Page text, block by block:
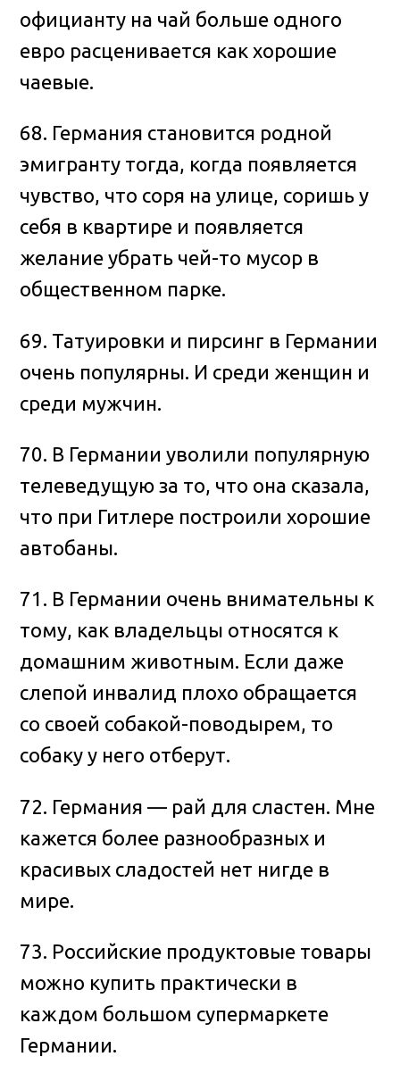
официанту на чай больше одного
евро расценивается как хорошие
чаевые.
68. Германия становится родной
эмигранту тогда, когда появляется
чувство, что соря на улице, соришь у
себя в квартире и появляется
желание убрать чей-то мусор в
общественном парке.
69. Татуировки и пирсинг в Германии
очень популярны. И среди женщин и
среди мужчин.
70. В Германии уволили популярную
телеведущую за то, что она сказала,
что при Гитлере построили хорошие
автобаны.
71. В Германии очень внимательны к
тому, как владельцы относятся к
домашним животным. Если даже
слепой инвалид плохо обращается
со своей собакой-поводырем, то
собаку у него отберут.
72. Германия — рай для сластен. Мне
кажется более разнообразных и
красивых сладостей нет нигде в
мире.
73. Российские продуктовые товары
можно купить практически в
каждом большом супермаркете
Германии.